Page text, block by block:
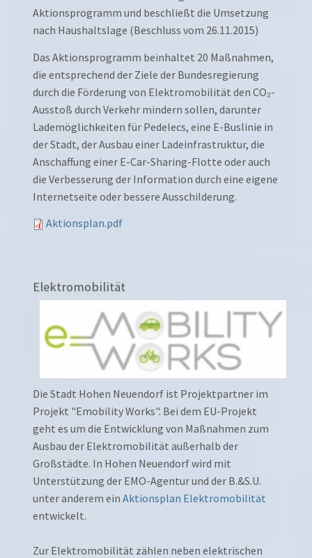
Aktionsprogramm und beschließt die Umsetzung
nach Haushaltslage (Beschluss vom 26.11.2015)
Das Aktionsprogramm beinhaltet 20 Maßnahmen,
die entsprechend der Ziele der Bundesregierung
durch die Förderung von Elektromobilität den CO₂-
Ausstoß durch Verkehr mindern sollen, darunter
Lademöglichkeiten für Pedelecs, eine E-Buslinie in
der Stadt, der Ausbau einer Ladeinfrastruktur, die
Anschaffung einer E-Car-Sharing-Flotte oder auch
die Verbesserung der Information durch eine eigene
Internetseite oder bessere Ausschilderung.
Aktionsplan.pdf
Elektromobilität
Die Stadt Hohen Neuendorf ist Projektpartner im
Projekt "Emobility Works". Bei dem EU-Projekt
geht es um die Entwicklung von Maßnahmen zum
Ausbau der Elektromobilität außerhalb der
Großstädte. In Hohen Neuendorf wird mit
Unterstützung der EMO-Agentur und der B.&S.U.
unter anderem ein Aktionsplan Elektromobilität
entwickelt.
Zur Elektromobilität zählen neben elektrischen